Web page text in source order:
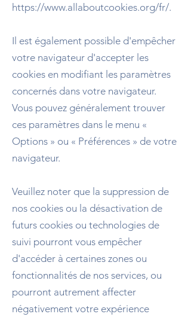
https://www.allaboutcookies.org/fr/.
Il est également possible d'empêcher
votre navigateur d'accepter les
cookies en modifiant les paramètres
concernés dans votre navigateur.
Vous pouvez généralement trouver
ces paramètres dans le menu «
Options » ou « Préférences » de votre
navigateur.
Veuillez noter que la suppression de
nos cookies ou la désactivation de
futurs cookies ou technologies de
suivi pourront vous empêcher
d'accéder à certaines zones ou
fonctionnalités de nos services, ou
pourront autrement affecter
négativement votre expérience